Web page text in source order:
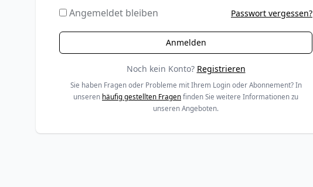
Angemeldet bleiben Passwort vergessen?
Noch kein Konto? Registrieren
Sie haben Fragen oder Probleme mit Ihrem Login oder Abonnement? In
unseren häufig gestellten Fragen finden Sie weitere Informationen zu
unseren Angeboten.